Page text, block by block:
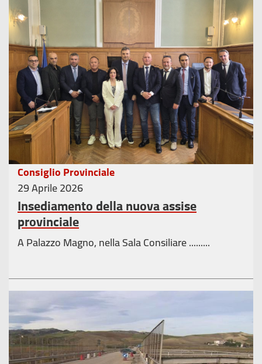
Consiglio Provinciale
29 Aprile 2026
Insediamento della nuova assise
provinciale
A Palazzo Magno, nella Sala Consiliare .........